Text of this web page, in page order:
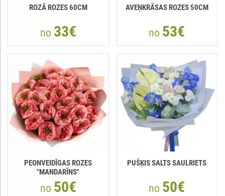
ROZĀ ROZES 60CM
no 33€
AVEŅKRĀSAS ROZES 50CM
no 53€
PEONVEIDĪGAS ROZES
"MANDARĪNS"
no 50€
PUŠĶIS SALTS SAULRIETS
no 50€